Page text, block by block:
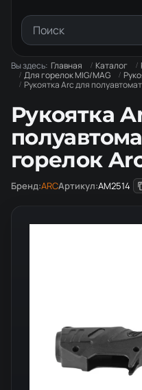
Вы здесь: Главная Каталог
Для горелок MIG/MAG
Рукоятка Arc для
Рукоятка
горелок
Бренд:ARCАртикул:AM2514